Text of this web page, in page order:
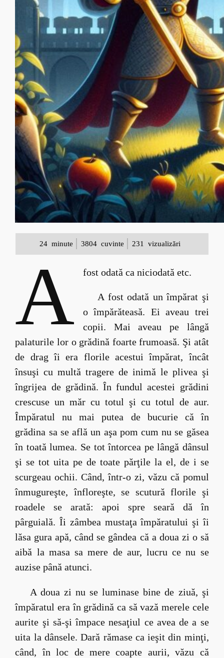
24 minute 3804 cuvinte 231 vizualizări
A fost odată ca niciodată etc.
A fost odată un împărat şi
o împărăteasă. Ei aveau trei
copii. Mai aveau pe lângă
palaturile lor o grădină foarte frumoasă. Şi atât
de drag îi era florile acestui împărat, încât
însuşi cu multă tragere de inimă le plivea şi
îngrijea de grădină. În fundul acestei grădini
crescuse un măr cu totul şi cu totul de aur.
Împăratul nu mai putea de bucurie că în
grădina sa se află un aşa pom cum nu se găsea
în toată lumea. Se tot întorcea pe lângă dânsul
şi se tot uita pe de toate părţile la el, de i se
scurgeau ochii. Când, într-o zi, văzu că pomul
înmugureşte, înfloreşte, se scutură florile şi
roadele se arată: apoi spre seară dă în
pârguială. Îi zâmbea mustaţa împăratului şi îi
lăsa gura apă, când se gândea că a doua zi o să
aibă la masa sa mere de aur, lucru ce nu se
auzise până atunci.
A doua zi nu se luminase bine de ziuă, şi
împăratul era în grădină ca să vază merele cele
aurite şi să-şi împace nesaţiul ce avea de a se
uita la dânsele. Dară rămase ca ieşit din minţi,
când, în loc de mere coapte aurii, văzu că